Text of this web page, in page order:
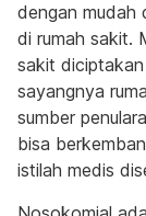
dengan mudah
di rumah sakit.
sakit diciptakan
sayangnya
sumber
bisa
istilah medis